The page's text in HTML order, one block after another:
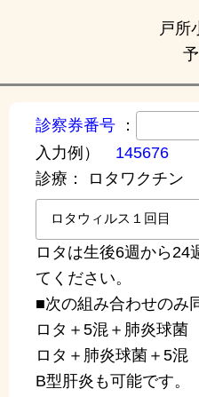
戸所
診察券番号 ：
入力例） 145676
診療：
ロタワクチン
ロタは生後6週から24
てください。
■次の組み合わせのみ
ロタ＋5混＋肺炎球菌
ロタ＋肺炎球菌＋5混
B型肝炎も可能です。